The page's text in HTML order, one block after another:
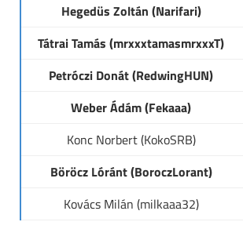
Hegedüs Zoltán (Narifari)
Tátrai Tamás (mrxxxtamasmrxxxT)
Petróczi Donát (RedwingHUN)
Weber Ádám (Fekaaa)
Konc Norbert (KokoSRB)
Böröcz Lóránt (BoroczLorant)
Kovács Milán (milkaaa32)